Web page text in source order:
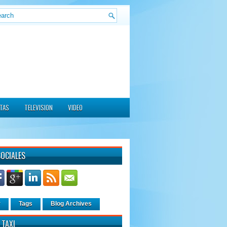
TELEVISION VIDEO
Tags Blog Archives